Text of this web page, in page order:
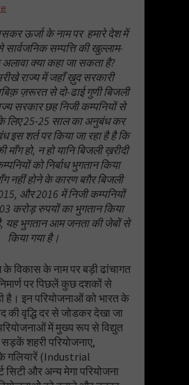
ऊर्जा के नाम पर हमारे देश में
सार्वजनिक सम्पत्ति की खुल्लाम-
क्या कहा जा सकता है?
राज्य में जहाँ ख़ुद सरकारी
ज़रूरत से दो-ढाई गुणी बिजली
सरकार छह निजी कम्पनियों से
लिए 25-25 साल का अनुबंध कर
इस शर्त पर किया जा रहा है है कि
माँग हो, न हो यानि बिजली ख़रीदी
को निर्बाध भुगतान किया
नहीं होने के कारण बग़ैर बिजली
और 2016 में निजी कम्पनियों
करोड़ रुपयों का भुगतान किया
यह भुगतान आम जनता की जेबों से
किया गया है।
विकास के नाम पर बड़ी ढांचागत
पर पिछलें कुछ दशकों से
है। इन परियोजनाओं को भारत के
की वृद्धि दर से जोडकर देखा जा
में मुख्य रूप से विद्युत
सड़कें शहरी परियोजनाए,
के गलियारें (Industrial
सिटी और अन्य मेगा परियोजना